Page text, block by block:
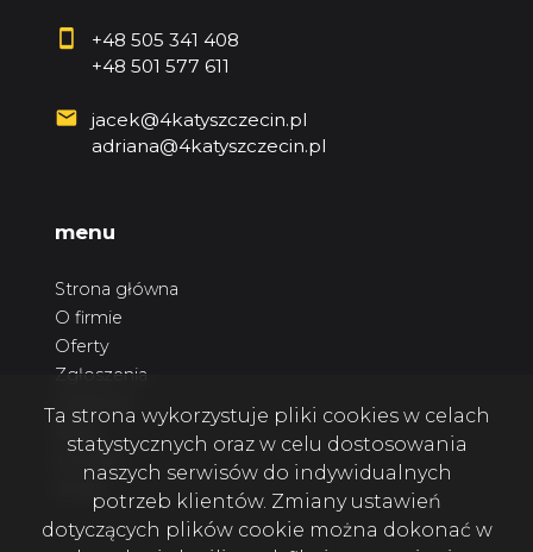
+48 505 341 408
+48 501 577 611
jacek@4katyszczecin.pl
adriana@4katyszczecin.pl
menu
Strona główna
O firmie
Oferty
Zgłoszenia
Kontakt
Ta strona wykorzystuje pliki cookies w celach
statystycznych oraz w celu dostosowania
naszych serwisów do indywidualnych
potrzeb klientów. Zmiany ustawień
dotyczących plików cookie można dokonać w